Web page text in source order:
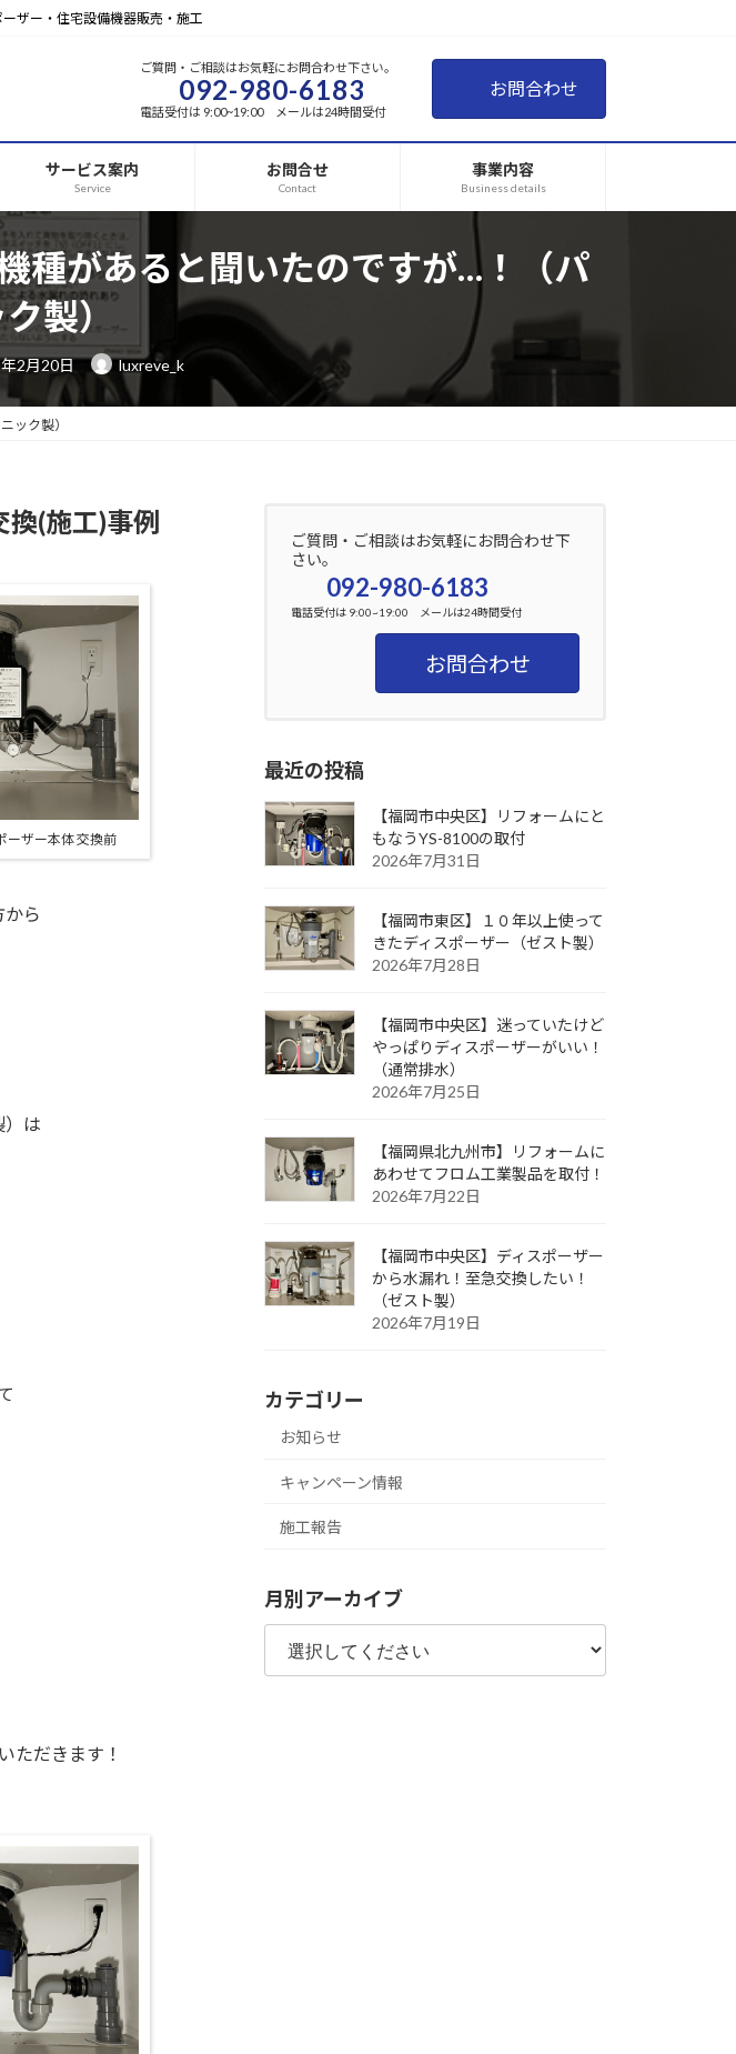
ザー・住宅設備機器販売・施工
ご質問・ご相談はお気軽にお問合わせ下さい。
092-980-6183
電話受付は 9:00~19:00 メールは24時間受付
お問合わせ
サービス案内
Service
お問合せ
Contact
事業内容
Business details
種があると聞いたのですが…！（パ
製）
2月20日 luxreve_k
ック製）
(施工)事例
ーザー本体 交換前
から
）は
ただきます！
ご質問・ご相談はお気軽にお問合わせ下
さい。
092-980-6183
電話受付は 9:00~19:00 メールは24時間受付
お問合わせ
最近の投稿
【福岡市中央区】リフォームにと
もなうYS-8100の取付
2026年7月31日
【福岡市東区】１０年以上使って
きたディスポーザー（ゼスト製）
2026年7月28日
【福岡市中央区】迷っていたけど
やっぱりディスポーザーがいい！
（通常排水）
2026年7月25日
【福岡県北九州市】リフォームに
あわせてフロム工業製品を取付！
2026年7月22日
【福岡市中央区】ディスポーザー
から水漏れ！至急交換したい！
（ゼスト製）
2026年7月19日
カテゴリー
お知らせ
キャンペーン情報
施工報告
月別アーカイブ